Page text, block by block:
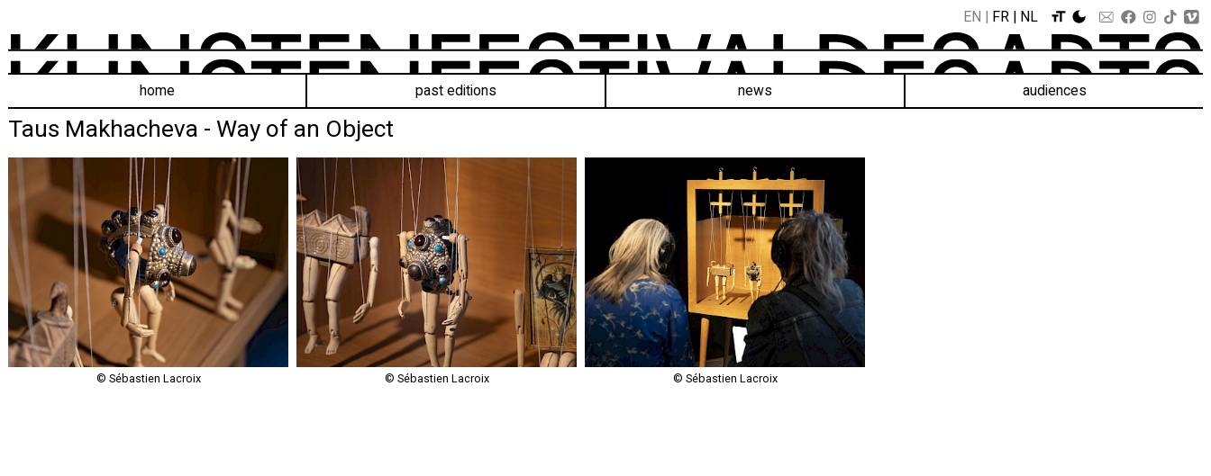
EN FR NL
home past editions news audiences
Taus Makhacheva - Way of an Object
© Sébastien Lacroix © Sébastien Lacroix © Sébastien Lacroix